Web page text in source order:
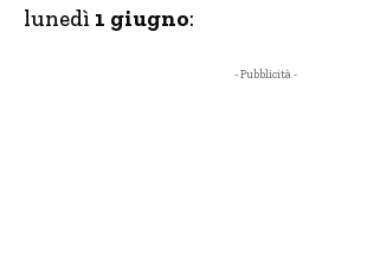
lunedì 1 giugno:
- Pubblicità -